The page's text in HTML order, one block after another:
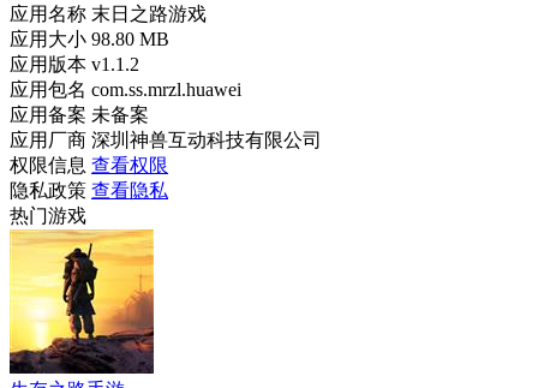
应用名称 末日之路游戏
应用大小 98.80 MB
应用版本 v1.1.2
应用包名 com.ss.mrzl.huawei
应用备案 未备案
应用厂商 深圳神兽互动科技有限公司
权限信息 查看权限
隐私政策 查看隐私
热门游戏